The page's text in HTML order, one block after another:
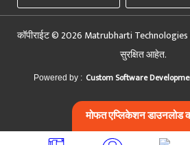
कॉपीराईट © 2026 Matrubharti
सुरक्षित आहेत.
Powered by : Custom Software
मोफत एप्लिकेशन डाउनलोड